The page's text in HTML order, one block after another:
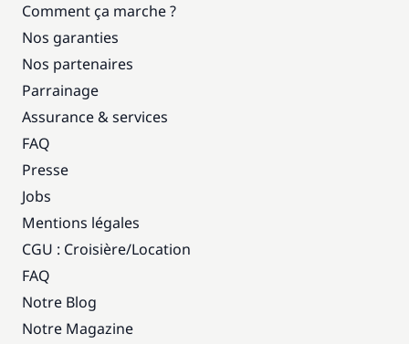
Comment ça marche ?
Nos garanties
Nos partenaires
Parrainage
Assurance & services
FAQ
Presse
Jobs
Mentions légales
CGU : Croisière/Location
FAQ
Notre Blog
Notre Magazine